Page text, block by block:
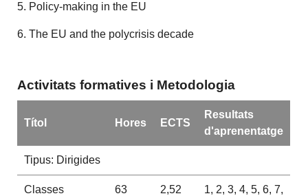
5. Policy-making in the EU
6. The EU and the polycrisis decade
Activitats formatives i Metodologia
Títol Hores ECTS
Resultats
d'aprenentatge
Tipus: Dirigides
Classes
63 2,52
1, 2, 3, 4, 5, 6, 7,